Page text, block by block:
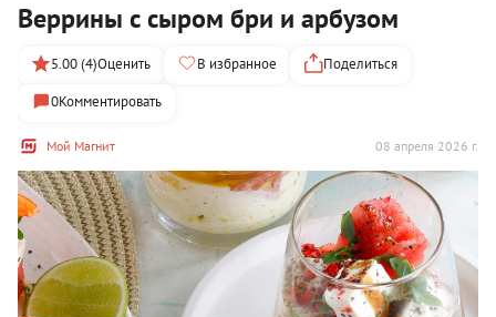
Веррины с сыром бри и арбузом
Мой Магнит 08 апреля 2026 г.
5.00 (4)Оценить В избранное
Поделиться
0Комментировать